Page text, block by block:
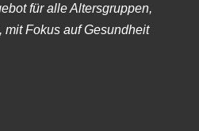
für alle Altersgruppen,
mit Fokus auf Gesundheit